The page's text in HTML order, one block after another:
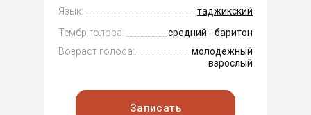
Язык:
таджикский
Тембр голоса:
средний - баритон
Возраст голоса:
молодежный
взрослый
Записать